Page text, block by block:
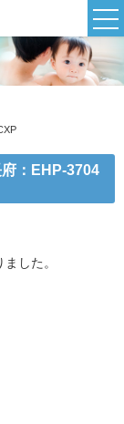
：EHP-3704
した。